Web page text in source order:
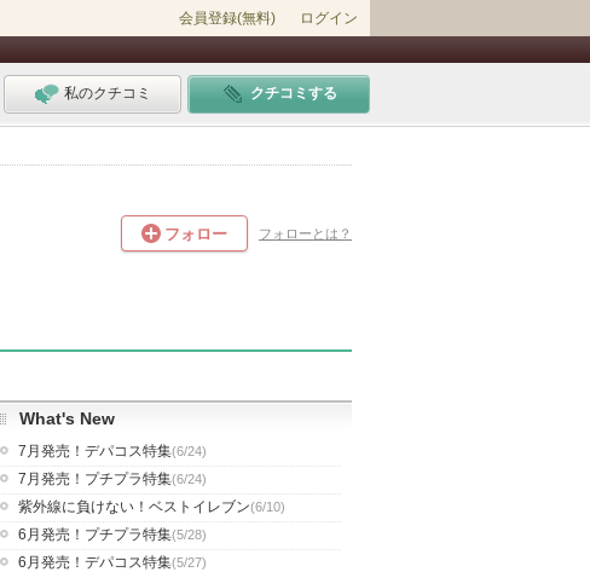
会員登録(無料) ログイン
私のクチコミ クチコミする
フォロー フォローとは？
What's New
7月発売！デパコス特集(6/24)
7月発売！プチプラ特集(6/24)
紫外線に負けない！ベストイレブン(6/10)
6月発売！プチプラ特集(5/28)
6月発売！デパコス特集(5/27)